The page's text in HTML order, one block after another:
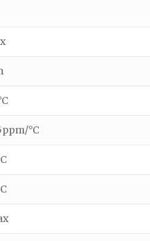
°C